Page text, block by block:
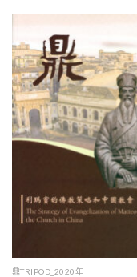
鼎TRIPOD_2020年